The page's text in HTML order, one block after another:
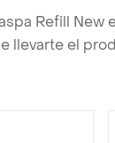
Refill
llevarte el